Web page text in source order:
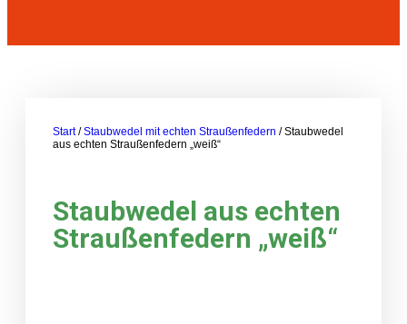
Start/Staubwedel mit echten Straußenfedern / Staubwedel
aus echten Straußenfedern „weiß“
Staubwedel aus echten
Straußenfedern „weiß“